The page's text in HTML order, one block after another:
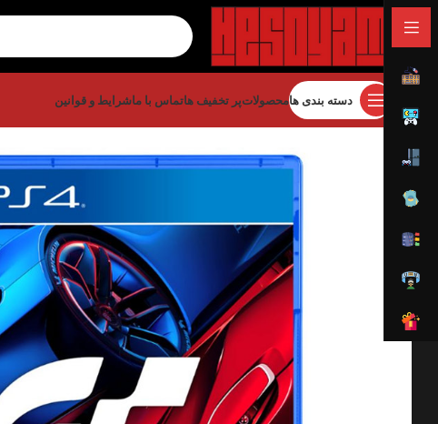
دسته بندی هامحصولاتپر تخفیف هاتماس با ماشرایط و قوانین
خانه بازی بازی پلی استیشن